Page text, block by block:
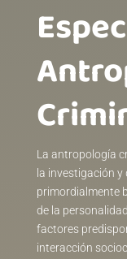
Criminalㅤㅤㅤㅤㅤㅤㅤㅤㅤㅤ
La antropología
la investigación
primordialmente
de la
factores
interacción